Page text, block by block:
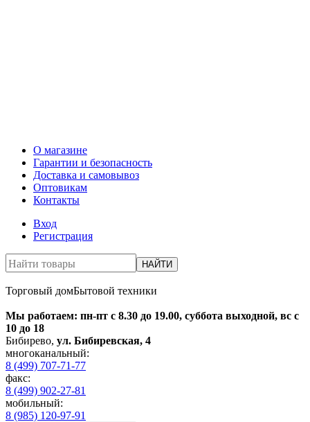
О магазине
Гарантии и безопасность
Доставка и самовывоз
Оптовикам
Контакты
Вход
Регистрация
НАЙТИ
Торговый домБытовой техники
Мы работаем: пн-пт с 8.30 до 19.00, суббота выходной, вс с
10 до 18
Бибирево, ул. Бибиревская, 4
многоканальный:
8 (499) 707-71-77
факс:
8 (499) 902-27-81
мобильный:
8 (985) 120-97-91